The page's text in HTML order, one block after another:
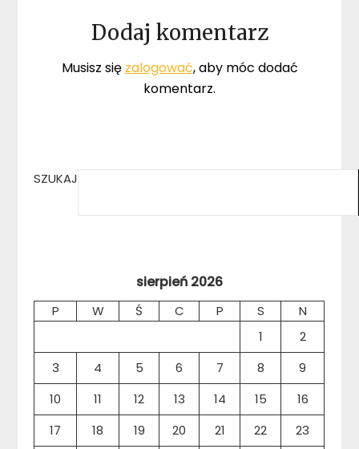
Dodaj komentarz
Musisz się zalogować, aby móc dodać
komentarz.
SZUKAJ
sierpień 2026
P W Ś C P S
N
1
2
3
4 5 6 7 8
9
10
11 12 13 14 15
16
17
18 19 20 21 22
23